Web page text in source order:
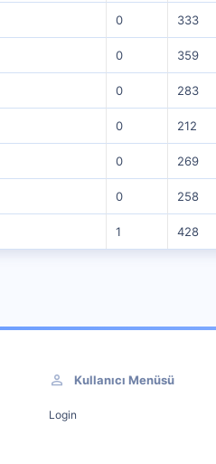
0 333
0 359
0 283
0 212
0 269
0 258
1 428
Kullanıcı Menüsü
Login